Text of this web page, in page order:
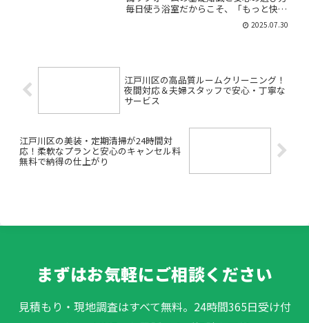
毎日使う浴室だからこそ、「もっと快適
にしたい」「古くなった設備を新しくし
たい」と感じていませんか？大田区で浴
2025.07.30
江戸川区の高品質ルームクリーニング！
夜間対応＆夫婦スタッフで安心・丁寧な
サービス
江戸川区の美装・定期清掃が24時間対
応！柔軟なプランと安心のキャンセル料
無料で納得の仕上がり
まずはお気軽にご相談ください
見積もり・現地調査はすべて無料。24時間365日受け付